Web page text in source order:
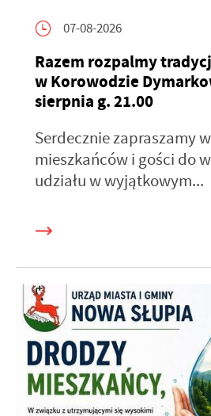
07-08-2026
Razem rozpalmy
w Korowodzie
sierpnia g. 21.00
Serdecznie zapraszamy
mieszkańców i gości do
udziału w wyjątkowym...